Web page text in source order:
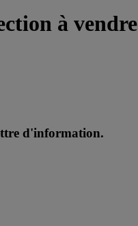
à vendre
d'information.